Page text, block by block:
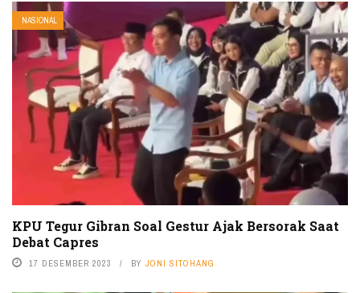
NASIONAL
KPU Tegur Gibran Soal Gestur Ajak Bersorak Saat
Debat Capres
17 DESEMBER 2023 BY JONI SITOHANG